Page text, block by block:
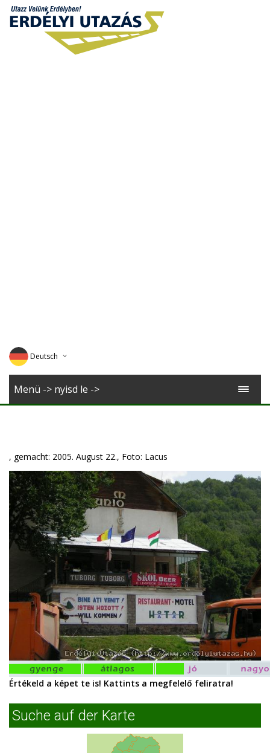
Deutsch
English
Menü -> nyisd le ->
, gemacht: 2005. August 22., Foto: Lacus
Értékeld a képet te is! Kattints a megfelelő feliratra!
Suche auf der Karte